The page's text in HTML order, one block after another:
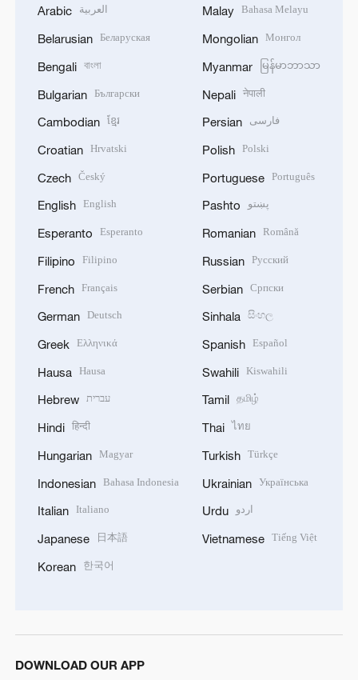
Arabic العربية
Belarusian Беларуская
Bengali বাংলা
Bulgarian Български
Cambodian ខ្មែរ
Croatian Hrvatski
Czech Český
English English
Esperanto Esperanto
Filipino Filipino
French Français
German Deutsch
Greek Ελληνικά
Hausa Hausa
Hebrew עברית
Hindi हिन्दी
Hungarian Magyar
Indonesian Bahasa Indonesia
Italian Italiano
Japanese 日本語
Korean 한국어
Malay Bahasa Melayu
Mongolian Монгол
Myanmar မြန်မာဘာသာ
Nepali नेपाली
Persian فارسی
Polish Polski
Portuguese Português
Pashto پښتو
Romanian Română
Russian Русский
Serbian Српски
Sinhala සිංහල
Spanish Español
Swahili Kiswahili
Tamil தமிழ்
Thai ไทย
Turkish Türkçe
Ukrainian Українська
Urdu اردو
Vietnamese Tiếng Việt
DOWNLOAD OUR APP